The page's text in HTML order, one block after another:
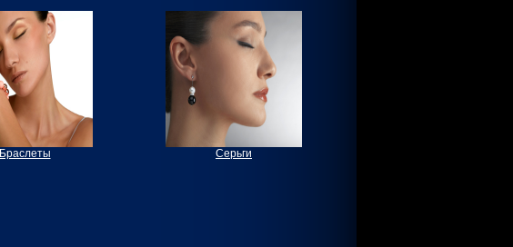
Браслеты Серьги